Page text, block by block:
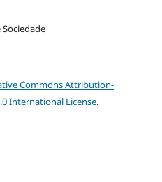
Commons Attribution-
International License.